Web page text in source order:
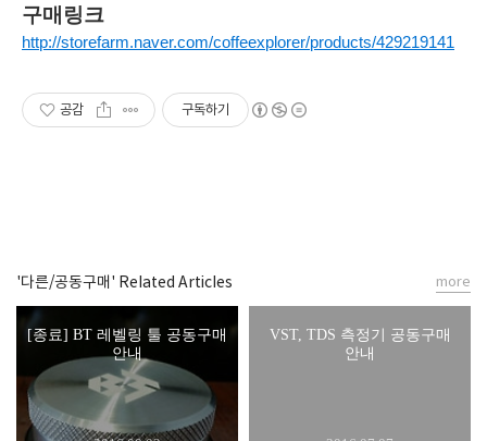
구매링크
http://storefarm.naver.com/coffeexplorer/products/429219141
공감 구독하기
'다른/공동구매' Related Articles
[종료] BT 레벨링 툴 공동구매
안내
VST, TDS 측정기 공동구매
안내
more